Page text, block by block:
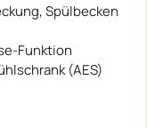
Spülbecken
Funktion
(AES)